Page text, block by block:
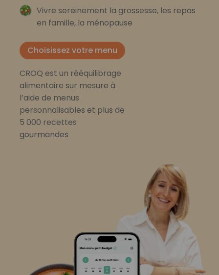
Vivre sereinement la grossesse, les repas
en famille, la ménopause
Choisissez votre menu
CROQ est un rééquilibrage
alimentaire sur mesure à
l’aide de menus
personnalisables et plus de
5 000 recettes
gourmandes